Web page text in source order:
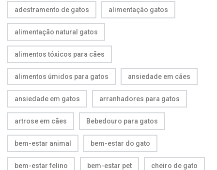
adestramento de gatos alimentação gatos
alimentação natural gatos
alimentos tóxicos para cães
alimentos úmidos para gatos ansiedade em cães
ansiedade em gatos arranhadores para gatos
artrose em cães Bebedouro para gatos
bem-estar animal bem-estar do gato
bem-estar felino bem-estar pet cheiro de gato